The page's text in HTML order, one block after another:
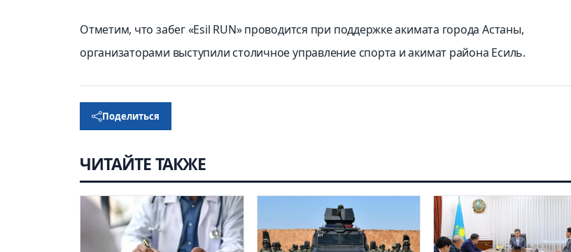
Отметим, что забег «Esil RUN» проводится при поддержке акимата города Астаны,
организаторами выступили столичное управление спорта и акимат района Есиль.
Поделиться
ЧИТАЙТЕ ТАКЖЕ